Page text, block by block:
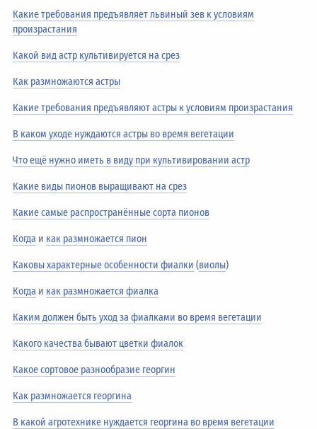
Какие требования предъявляет львиный зев к условиям
произрастания
Какой вид астр культивируется на срез
Как размножаются астры
Какие требования предъявляют астры к условиям произрастания
В каком уходе нуждаются астры во время вегетации
Что ещё нужно иметь в виду при культивировании астр
Какие виды пионов выращивают на срез
Какие самые распространённые сорта пионов
Когда и как размножается пион
Каковы характерные особенности фиалки (виолы)
Когда и как размножается фиалка
Каким должен быть уход за фиалками во время вегетации
Какого качества бывают цветки фиалок
Какое сортовое разнообразие георгин
Как размножается георгина
В какой агротехнике нуждается георгина во время вегетации